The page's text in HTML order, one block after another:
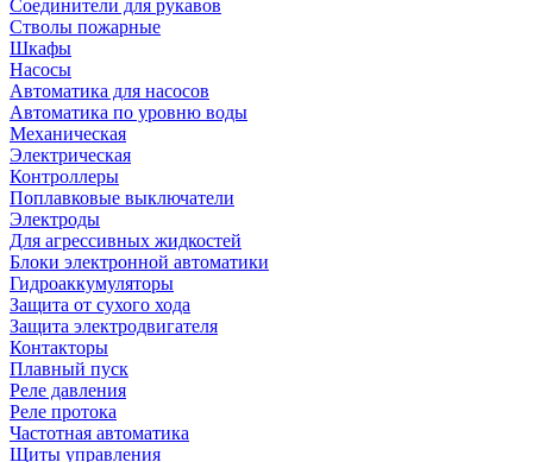
Соединители для рукавов
Стволы пожарные
Шкафы
Насосы
Автоматика для насосов
Автоматика по уровню воды
Механическая
Электрическая
Контроллеры
Поплавковые выключатели
Электроды
Для агрессивных жидкостей
Блоки электронной автоматики
Гидроаккумуляторы
Защита от сухого хода
Защита электродвигателя
Контакторы
Плавный пуск
Реле давления
Реле протока
Частотная автоматика
Щиты управления